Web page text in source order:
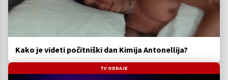
Kako je videti počitniški dan Kimija Antonellija?
TV ODDAJE